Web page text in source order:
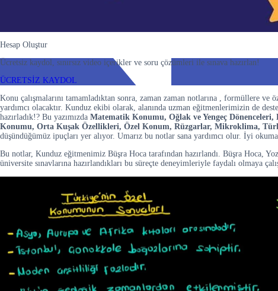
Hesap Oluştur
Ücretsiz kaydol, sınırsız video içerikler ve soru çözümleri ile sınava hazırlan!
ÜCRETSİZ KAYDOL
Konu çalışmalarını tamamladıktan sonra, zaman zaman notlarına , formüllere
yardımcı olacaktır. Kunduz ekibi olarak, alanında uzman eğitmenlerimizin de
hazırladık!? Bu yazımızda Matematik Konumu, Oğlak ve Yengeç
Konumu, Orta Kuşak Özellikleri, Özel Konum, Rüzgarlar, Mikroklima,
düşündüğümüz ipuçları yer alıyor. Umarız bu notlar sana yardımcı olur. İyi
Bu notlar, Kunduz eğitmenimiz Büşra Hoca tarafından hazırlandı. Büşra Hoca,
üniversite sınavlarına hazırlandıkları bu süreçte deneyimleriyle faydalı olmaya